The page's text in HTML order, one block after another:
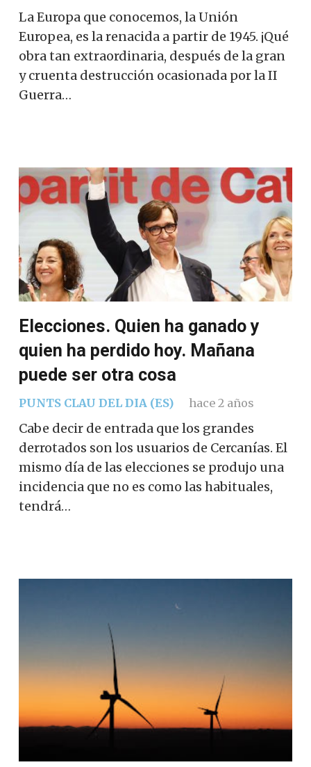
La Europa que conocemos, la Unión
Europea, es la renacida a partir de 1945. ¡Qué
obra tan extraordinaria, después de la gran
y cruenta destrucción ocasionada por la II
Guerra…
Elecciones. Quien ha ganado y
quien ha perdido hoy. Mañana
puede ser otra cosa
PUNTS CLAU DEL DIA (ES) hace 2 años
Cabe decir de entrada que los grandes
derrotados son los usuarios de Cercanías. El
mismo día de las elecciones se produjo una
incidencia que no es como las habituales,
tendrá…